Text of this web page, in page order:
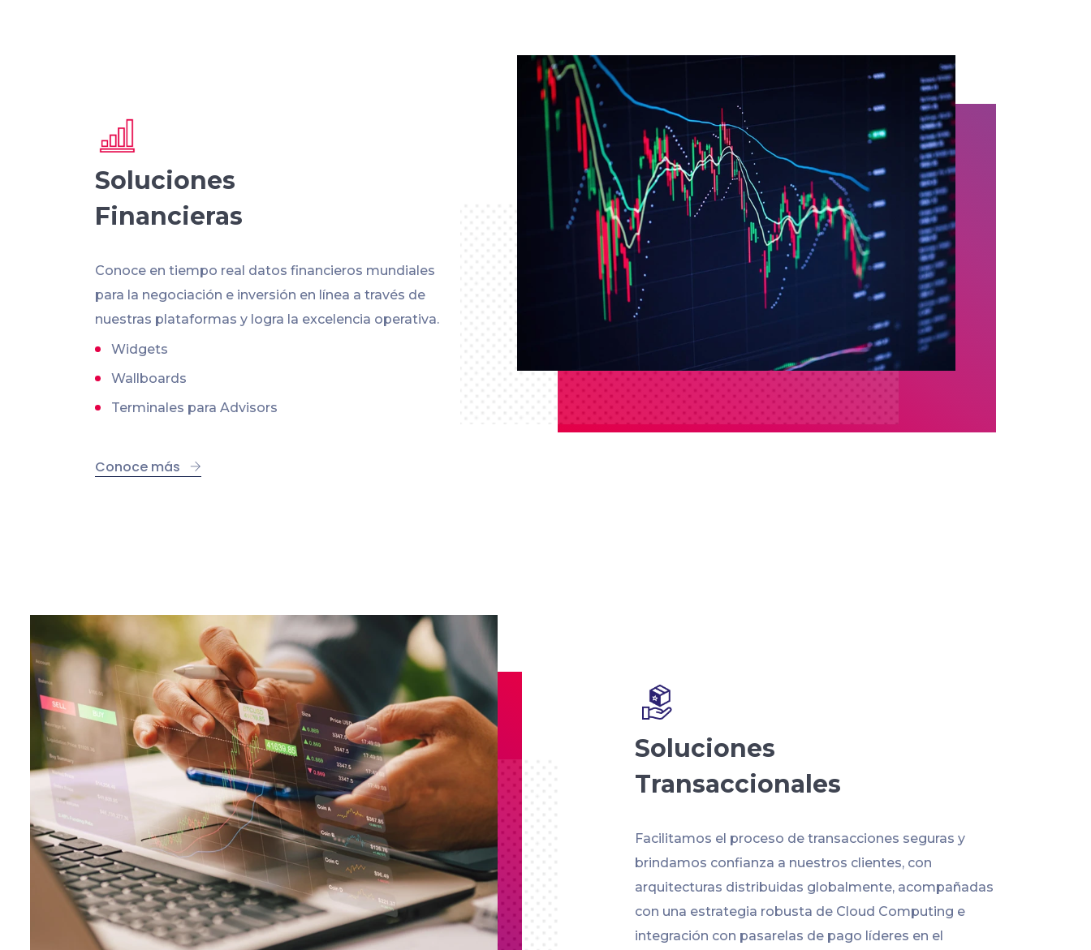
Soluciones
Financieras
Conoce en tiempo real datos financieros mundiales
para la negociación e inversión en línea a través de
nuestras plataformas y logra la excelencia operativa.
Widgets
Wallboards
Terminales para Advisors
Conoce más
Soluciones
Transaccionales
Facilitamos el proceso de transacciones seguras y
brindamos confianza a nuestros clientes, con
arquitecturas distribuidas globalmente, acompañadas
con una estrategia robusta de Cloud Computing e
integración con pasarelas de pago líderes en el